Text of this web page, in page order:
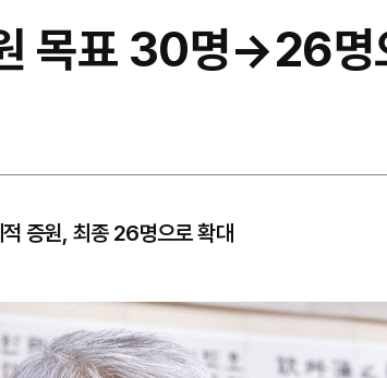
목표 30명→26명
증원, 최종 26명으로 확대